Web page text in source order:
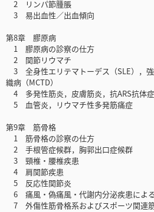
2 リンパ節腫脹
3 易出血性／出血傾向
第8章 膠原病
1 膠原病の診察の仕方
2 関節リウマチ
3 全身性エリテマトーデス（SLE），
織病（MCTD）
4 多発性筋炎，皮膚筋炎，抗ARS抗体
5 血管炎，リウマチ性多発筋痛症
第9章 筋骨格
1 筋骨格の診察の仕方
2 手根管症候群，胸郭出口症候群
3 頸椎・腰椎疾患
4 肩関節疾患
5 反応性関節炎
6 痛風・偽痛風・代謝内分泌疾患によ
7 外傷性筋骨格系およびスポーツ関連